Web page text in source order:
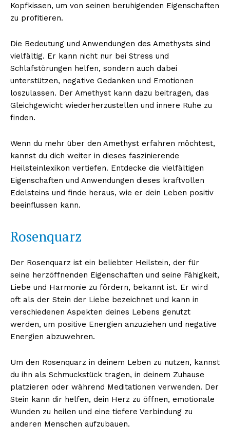
Kopfkissen, um von seinen beruhigenden Eigenschaften
zu profitieren.
Die Bedeutung und Anwendungen des Amethysts sind
vielfältig. Er kann nicht nur bei Stress und
Schlafstörungen helfen, sondern auch dabei
unterstützen, negative Gedanken und Emotionen
loszulassen. Der Amethyst kann dazu beitragen, das
Gleichgewicht wiederherzustellen und innere Ruhe zu
finden.
Wenn du mehr über den Amethyst erfahren möchtest,
kannst du dich weiter in dieses faszinierende
Heilsteinlexikon vertiefen. Entdecke die vielfältigen
Eigenschaften und Anwendungen dieses kraftvollen
Edelsteins und finde heraus, wie er dein Leben positiv
beeinflussen kann.
Rosenquarz
Der Rosenquarz ist ein beliebter Heilstein, der für
seine herzöffnenden Eigenschaften und seine Fähigkeit,
Liebe und Harmonie zu fördern, bekannt ist. Er wird
oft als der Stein der Liebe bezeichnet und kann in
verschiedenen Aspekten deines Lebens genutzt
werden, um positive Energien anzuziehen und negative
Energien abzuwehren.
Um den Rosenquarz in deinem Leben zu nutzen, kannst
du ihn als Schmuckstück tragen, in deinem Zuhause
platzieren oder während Meditationen verwenden. Der
Stein kann dir helfen, dein Herz zu öffnen, emotionale
Wunden zu heilen und eine tiefere Verbindung zu
anderen Menschen aufzubauen.